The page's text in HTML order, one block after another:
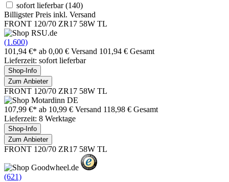
sofort lieferbar(140)
Billigster Preis inkl. Versand
FRONT 120/70 ZR17 58W TL
(1.600)
101,94 €* ab 0,00 € Versand 101,94 € Gesamt
Lieferzeit: sofort lieferbar
Shop-Info
Zum Anbieter
FRONT 120/70 ZR17 58W TL
107,99 €* ab 10,99 € Versand 118,98 € Gesamt
Lieferzeit: 8 Werktage
Shop-Info
Zum Anbieter
FRONT 120/70 ZR17 58W TL
(621)